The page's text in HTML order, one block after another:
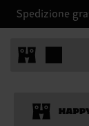
Spedizione